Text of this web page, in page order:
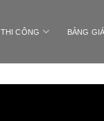
THI CÔNG BẢNG GIÁ